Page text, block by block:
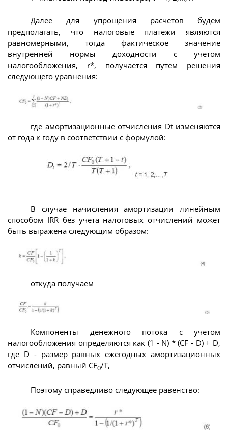
Далее для упрощения расчетов будем
предполагать, что налоговые платежи являются
равномерными, тогда фактическое значение
внутренней нормы доходности с учетом
налогообложения, r*, получается путем решения
следующего уравнения:
где амортизационные отчисления Dt изменяются
от года к году в соответствии с формулой:
В случае начисления амортизации линейным
способом IRR без учета налоговых отчислений может
быть выражена следующим образом:
откуда получаем
Компоненты денежного потока с учетом
налогообложения определяются как (1 - N) * (CF - D) + D,
где D - размер равных ежегодных амортизационных
отчислений, равный CF0/T,
Поэтому справедливо следующее равенство: